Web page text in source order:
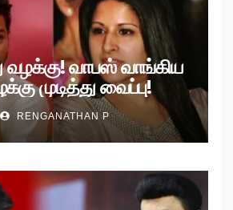
வழக்கு! வாபஸ் வாங்கிய
முடித்து வைப்பு!
RENGANATHAN P